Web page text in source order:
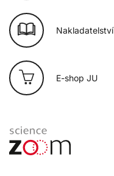
Nakladatelství
E-shop JU